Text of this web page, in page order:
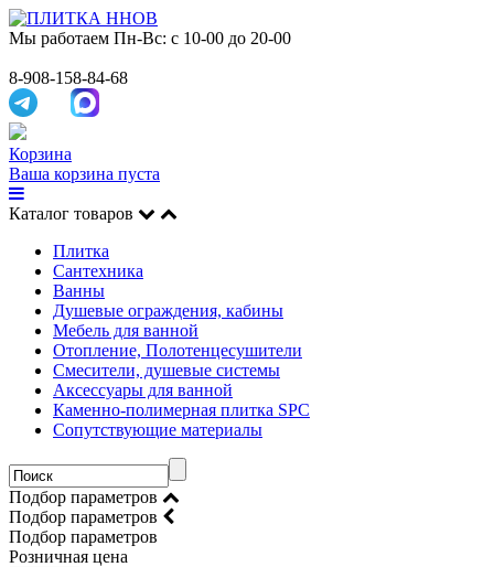
Мы работаем Пн-Вс: с 10-00 до 20-00
8-908-158-84-68
Корзина
Ваша корзина пуста
Каталог товаров
Плитка
Сантехника
Ванны
Душевые ограждения, кабины
Мебель для ванной
Отопление, Полотенцесушители
Смесители, душевые системы
Аксессуары для ванной
Каменно-полимерная плитка SPC
Сопутствующие материалы
Подбор параметров
Подбор параметров
Подбор параметров
Розничная цена